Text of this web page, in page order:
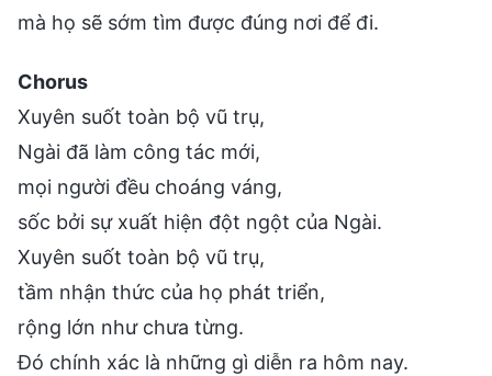
mà họ sẽ sớm tìm được đúng nơi để đi.
Chorus
Xuyên suốt toàn bộ vũ trụ,
Ngài đã làm công tác mới,
mọi người đều choáng váng,
sốc bởi sự xuất hiện đột ngột của Ngài.
Xuyên suốt toàn bộ vũ trụ,
tầm nhận thức của họ phát triển,
rộng lớn như chưa từng.
Đó chính xác là những gì diễn ra hôm nay.